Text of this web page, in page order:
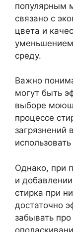
популярным
связано с
цвета и
среду.
Важно
могут быть
выборе
процессе
загрязнений
Однако, при
и
стирка при
достаточно
забывать